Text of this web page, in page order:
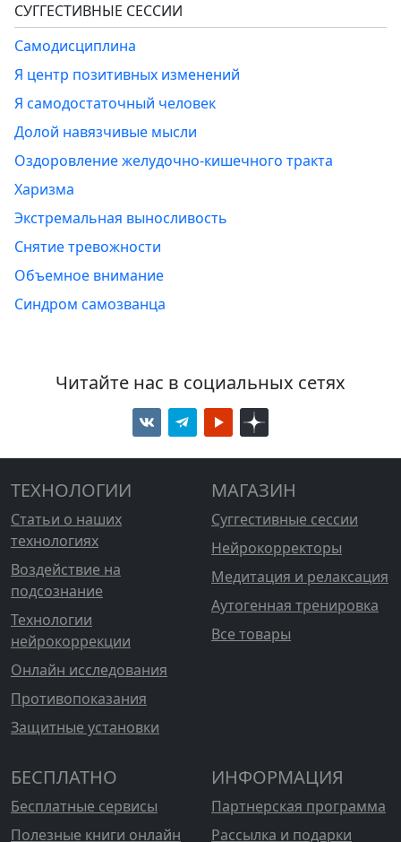
СУГГЕСТИВНЫЕ СЕССИИ
Самодисциплина
Я центр позитивных изменений
Я самодостаточный человек
Долой навязчивые мысли
Оздоровление желудочно-кишечного тракта
Харизма
Экстремальная выносливость
Снятие тревожности
Объемное внимание
Синдром самозванца
Читайте нас в социальных сетях
ТЕХНОЛОГИИ
Статьи о наших
технологиях
Воздействие на
подсознание
Технологии
нейрокоррекции
Онлайн исследования
Противопоказания
Защитные установки
МАГАЗИН
Суггестивные сессии
Нейрокорректоры
Медитация и релаксация
Аутогенная тренировка
Все товары
БЕСПЛАТНО
Бесплатные сервисы
Полезные книги онлайн
ИНФОРМАЦИЯ
Партнерская программа
Рассылка и подарки